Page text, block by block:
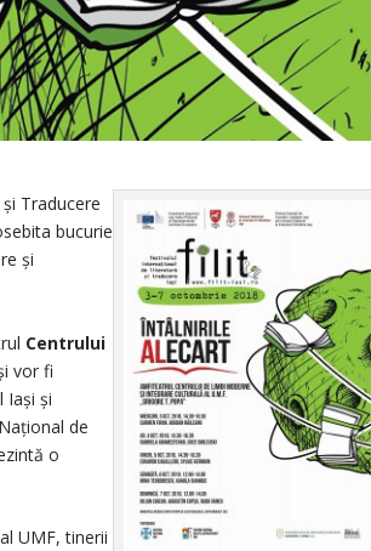
Traducere
bucurie
și
Centrului
vor fi
Iași și
de
o
UMF, tinerii